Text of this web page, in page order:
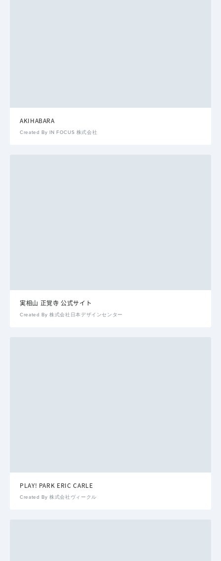
AKIHABARA
Created By IN FOCUS 株式会社
実相山 正覚寺 公式サイト
Created By 株式会社日本デザインセンター
PLAY! PARK ERIC CARLE
Created By 株式会社ヴィークル